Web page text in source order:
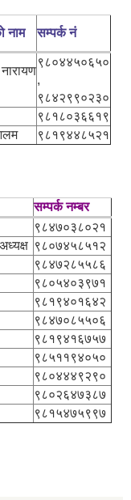
नाम सम्पर्क नं
९८०४४५०६५०
,
९८४२९९०२३०
९८१८०३६६१९
९८१९४४८५२१
सम्पर्क नम्बर
९८४७०३८०२१
९८०७४५८५१२
९८४७२८५५८६
९८०५४०३९७१
९८१९४०१६४२
९८४७०८५५०६
९८१९४१६७५७
९८५११९४०५०
९८०४४४९२९०
९८०२६४७३८७
९८१५४७५९९७